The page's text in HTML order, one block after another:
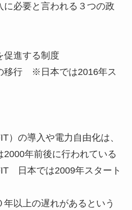
に必要と言われる３つの政
促進する制度
移行 ※日本では2016年ス
）の導入や電力自由化は、
2000年前後に行われている
日本では2009年スタート
以上の遅れがあるという